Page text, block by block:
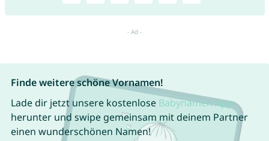
Finde weitere schöne Vornamen!
Lade dir jetzt unsere kostenlose Babynamen App
herunter und swipe gemeinsam mit deinem Partner
einen wunderschönen Namen!